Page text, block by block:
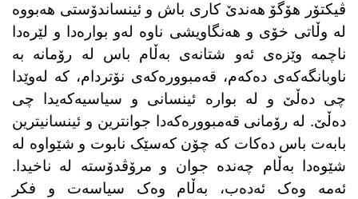
ڤیکتۆر هۆگۆ هەندێ کاری باش و ئینساندۆستی هەبووە
لە وڵاتی خۆی و هەنگاویشی ناوە لەو بوارەدا و لێرەدا
ناچمە وێزەی ئەو شتانەی بەڵام باس لە رۆمانە بە
ناوبانگەکەی دەکەم، قەمبوورەکەی نۆتردام، کە لەوێدا
چی دەڵێ و لە بوارە ئینسانی و سیاسیەکەیدا چی
دەڵێ. لە رۆمانی قەمبوورەکەدا جوانترین و ئینسانیترین
بابەت باس دەکات کە چۆن کەسێک نابوت و شێواوە لە
شێوەدا بەڵام چەندە جوان و مرۆڤدۆستە لە ناخیدا.
ئەمە وەک ئەدەب، بەڵام وەک سیاسەت و فکر